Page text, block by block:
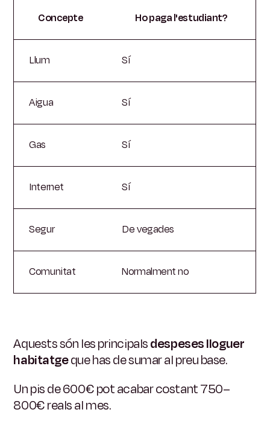
Concepte Ho paga l'estudiant?
Llum Sí
Aigua Sí
Gas Sí
Internet Sí
Segur De vegades
Comunitat Normalment no
Aquests són les principalsdespeses lloguer
habitatgeque has de sumar al preu base.
Un pis de 600€ pot acabar costant 750–
800€ reals al mes.